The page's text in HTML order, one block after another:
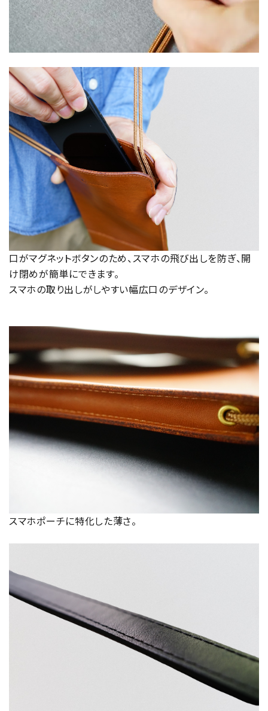
口がマグネットボタンのため、スマホの飛び出しを防ぎ、開
け閉めが簡単にできます。
スマホの取り出しがしやすい幅広口のデザイン。
スマホポーチに特化した薄さ。